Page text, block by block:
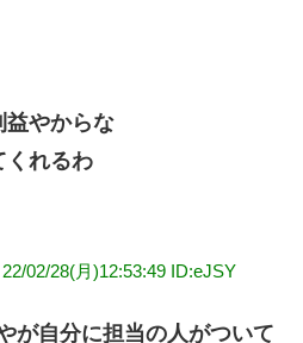
益やからな
くれるわ
22/02/28(月)12:53:49 ID:eJSY
が自分に担当の人がついて